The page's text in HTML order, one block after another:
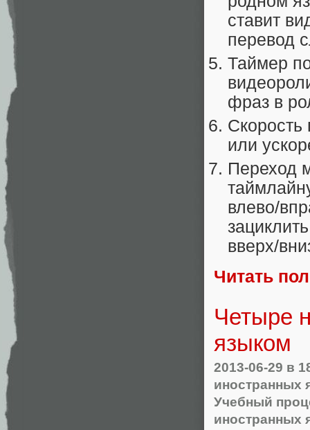
ставит
перевод
Таймер
фраз в
или
Переход
влево/
вверх/
Читать
Четыре
языком
2013-06-29 в
иностранных
Учебный
иностранных